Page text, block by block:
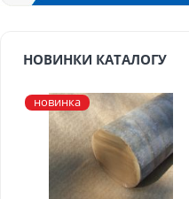
НОВИНКИ КАТАЛОГУ
новинка